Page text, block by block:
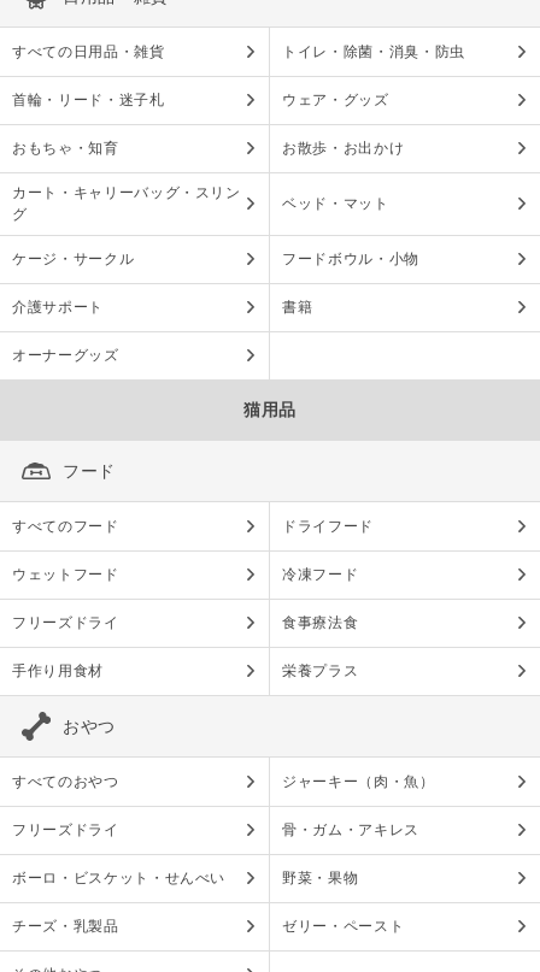
すべての日用品・雑貨 トイレ・除菌・消臭・防虫
首輪・リード・迷子札 ウェア・グッズ
おもちゃ・知育 お散歩・お出かけ
カート・キャリーバッグ・スリン
グ
ベッド・マット
ケージ・サークル フードボウル・小物
介護サポート 書籍
オーナーグッズ
猫用品
フード
すべてのフード ドライフード
ウェットフード 冷凍フード
フリーズドライ 食事療法食
手作り用食材 栄養プラス
おやつ
すべてのおやつ ジャーキー（肉・魚）
フリーズドライ 骨・ガム・アキレス
ボーロ・ビスケット・せんべい 野菜・果物
チーズ・乳製品 ゼリー・ペースト